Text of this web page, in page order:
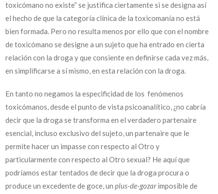
toxicómano no existe” se justifica ciertamente si se designa así
el hecho de que la categoría clínica de la toxicomanía no está
bien formada. Pero no resulta menos por ello que con el nombre
de toxicómano se designe a un sujeto que ha entrado en cierta
relación con la droga y que consiente en definirse cada vez más,
en simplificarse a sí mismo, en esta relación con la droga.
En tanto no negamos la especificidad de los fenómenos
toxicómanos, desde el punto de vista psicoanalítico, ¿no cabría
decir que la droga se transforma en el verdadero partenaire
esencial, incluso exclusivo del sujeto, un partenaire que le
permite hacer un impasse con respecto al Otro y
particularmente con respecto al Otro sexual? He aquí que
podríamos estar tentados de decir que la droga procura o
produce un excedente de goce, unplus-de-gozarimposible de